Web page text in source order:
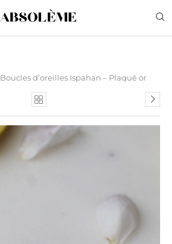
Boucles d’oreilles Ispahan – Plaqué or